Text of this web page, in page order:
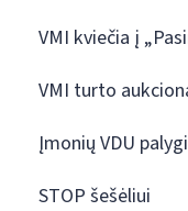
VMI kviečia į
VMI turto
Įmonių VDU
STOP šešėliui